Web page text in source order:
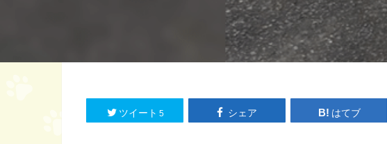
ツイート 5 シェア はてブ